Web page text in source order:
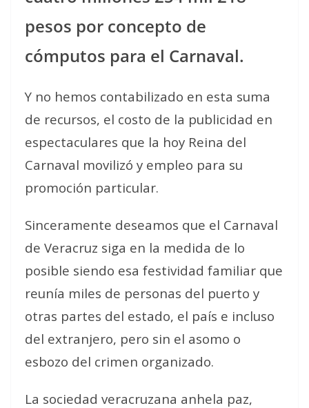
pesos por concepto de
cómputos para el Carnaval.
Y no hemos contabilizado en esta suma
de recursos, el costo de la publicidad en
espectaculares que la hoy Reina del
Carnaval movilizó y empleo para su
promoción particular.
Sinceramente deseamos que el Carnaval
de Veracruz siga en la medida de lo
posible siendo esa festividad familiar que
reunía miles de personas del puerto y
otras partes del estado, el país e incluso
del extranjero, pero sin el asomo o
esbozo del crimen organizado.
La sociedad veracruzana anhela paz,